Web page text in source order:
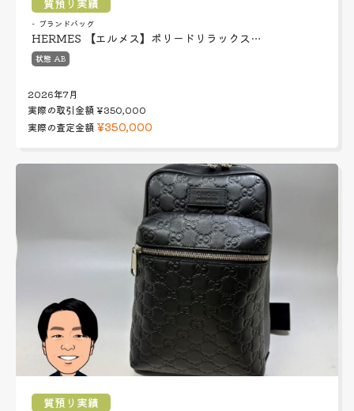
ブランドバッグ
HERMES 【エルメス】ボリードリラックス…
状態 AB
2026年7月
実際の取引金額¥350,000
実際の査定金額 ¥350,000
質預り実績